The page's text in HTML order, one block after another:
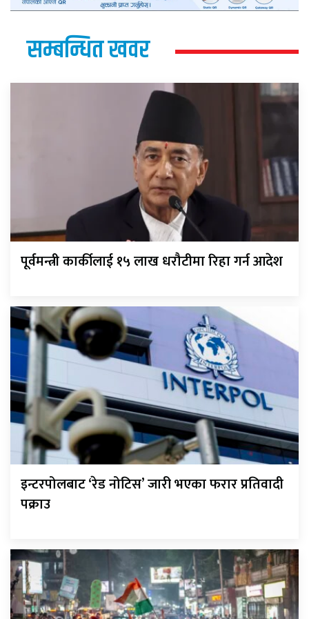
सम्बन्धित खवर
पूर्वमन्त्री कार्कीलाई १५ लाख धरौटीमा रिहा गर्न आदेश
इन्टरपोलबाट ‘रेड नोटिस’ जारी भएका फरार प्रतिवादी
पक्राउ